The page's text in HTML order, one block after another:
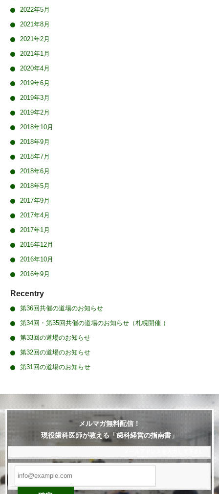
2022年5月
2021年8月
2021年2月
2021年1月
2020年4月
2019年6月
2019年3月
2019年2月
2018年10月
2018年9月
2018年7月
2018年6月
2018年5月
2017年9月
2017年4月
2017年1月
2016年12月
2016年10月
2016年9月
Recentry
第36回共催の道場のお知らせ
第34回・第35回共催の道場のお知らせ（札幌開催 ）
第33回の道場のお知らせ
第32回の道場のお知らせ
第31回の道場のお知らせ
メルマガ無料配信！
現役歯科医師が教える「歯科経営の指南書」